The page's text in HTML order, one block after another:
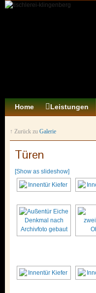
Home Leistungen
↑ Zurück zu Galerie
Türen
[Show as slideshow]